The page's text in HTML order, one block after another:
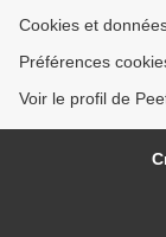
Cookies et
Préférences
Voir le profil de